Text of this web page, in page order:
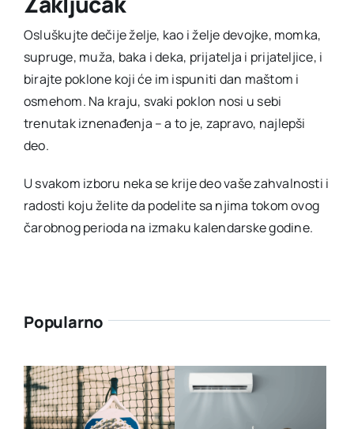
Osluškujte dečije želje, kao i želje devojke, momka,
supruge, muža, baka i deka, prijatelja i prijateljice, i
birajte poklone koji će im ispuniti dan maštom i
osmehom. Na kraju, svaki poklon nosi u sebi
trenutak iznenađenja – a to je, zapravo, najlepši
deo.
U svakom izboru neka se krije deo vaše zahvalnosti i
radosti koju želite da podelite sa njima tokom ovog
čarobnog perioda na izmaku kalendarske godine.
Popularno